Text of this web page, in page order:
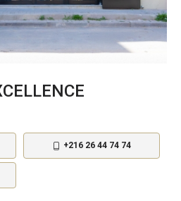
+216 26 44 74 74